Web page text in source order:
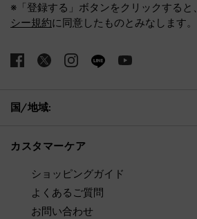
※「登録する」ボタンをクリックすると、
シー規約に同意したものとみなします。
国/地域:
カスタマーケア
ショッピングガイド
よくあるご質問
お問い合わせ